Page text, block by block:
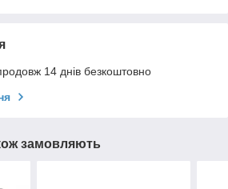
14 днів безкоштовно
замовляють